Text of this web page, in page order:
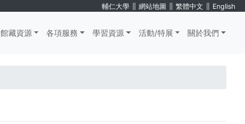
輔仁大學 ∥ 網站地圖 ∥ 繁體中文 ∥ English
館藏資源 各項服務 學習資源 活動/特展 關於我們